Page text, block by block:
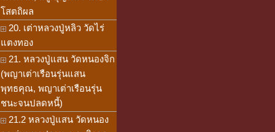
โสตถิผล
20. เต่าหลวงปู่หลิว วัดไร่
แตงทอง
21. หลวงปู่แสน วัดหนองจิก
(พญาเต่าเรือนรุ่นแสน
พุทธคุณ, พญาเต่าเรือนรุ่น
ชนะจนปลดหนี้)
21.2 หลวงปู่แสน วัดหนอง